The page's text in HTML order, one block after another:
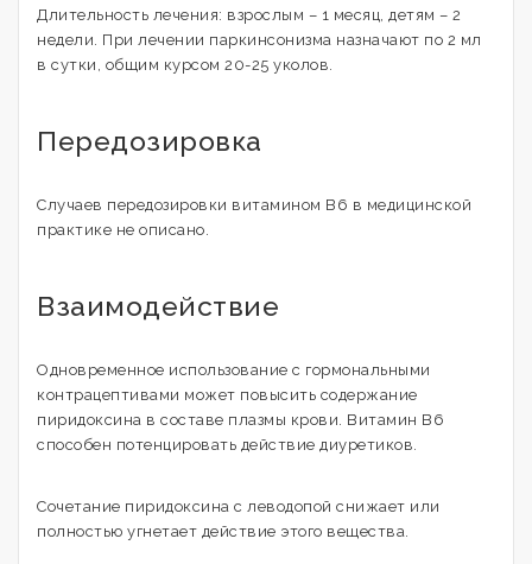
Длительность лечения: взрослым – 1 месяц, детям – 2
недели. При лечении паркинсонизма назначают по 2 мл
в сутки, общим курсом 20-25 уколов.
Передозировка
Случаев передозировки витамином В6 в медицинской
практике не описано.
Взаимодействие
Одновременное использование с гормональными
контрацептивами может повысить содержание
пиридоксина в составе плазмы крови. Витамин В6
способен потенцировать действие диуретиков.
Сочетание пиридоксина с леводопой снижает или
полностью угнетает действие этого вещества.